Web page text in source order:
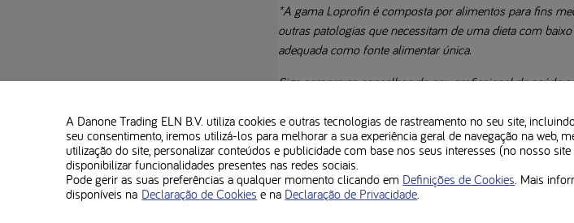
*A gama Loprofin é composta por alimentos para fins
outras patologias que necessitam de uma dieta com
adequada como fonte alimentar única.
Siga sempre os conselhos do seu profissional de saúde
A dieta com baixo teor proteico de cada pessoa é
Verifique sempre os alergénios nos rótulos dos produtos.
A Danone Trading ELN B.V. utiliza cookies e outras tecnologias de rastreamento no seu site,
seu consentimento, iremos utilizá-los para melhorar a sua experiência geral de navegação na web,
utilização do site, personalizar conteúdos e publicidade com base nos seus interesses (no nosso
disponibilizar funcionalidades presentes nas redes sociais.
Pode gerir as suas preferências a qualquer momento clicando em Definições de Cookies . Mais
disponíveis na Declaração de Cookies e na Declaração de Privacidade